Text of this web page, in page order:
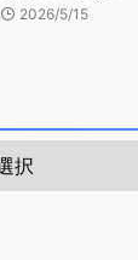
2026/5/15